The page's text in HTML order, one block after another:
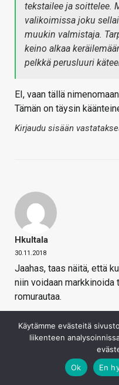
tekstailee ja soittelee.
valikoimissa joku
muukin valmistaja.
keino alkaa
pelkkä perusluuri
EI, vaan tällä
Tämän on täysin
Kirjaudu sisään
Hkultala
30.11.2018
Jaahas, taas näitä, että
niin voidaan
romurautaa.
on 11 vuotta vanhoja
GHz kellotaajuudella.
joka suhteessa aivan
Jolla C:n todella low-
Käytämme evästeitä
liikenteen
Ok
En